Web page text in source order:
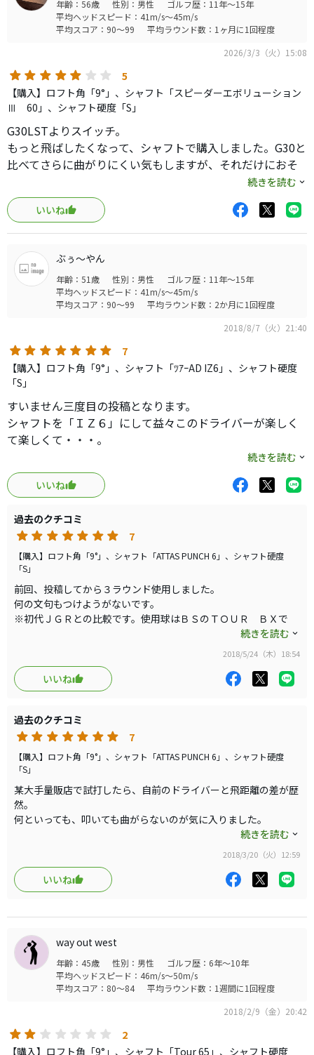
年齢：56歳 性別：男性
ゴルフ歴：11年～15年
平均ヘッドスピード：41m/s～45m/s
平均スコア：90～99
平均ラウンド数：1ヶ月に1回程度
2026/3/3（火）15:08
5
【購入】ロフト角「9°」、シャフト「スピーダーエボリューション
Ⅲ 60」、シャフト硬度「S」
G30LSTよりスイッチ。
もっと飛ばしたくなって、シャフトで購入しました。G30と
比べてさらに曲がりにくい気もしますが、それだけにおそ
らく同じシャフトだったら振りにくくなってたと思いま
す。
先調子系のシャフトでブンブン振って飛ばしに行く感じで
すが、そもそも安定性が高すぎでヘッド的には距離でずら
い仕様ではあります。
また右に出やすいヘッドをシャフトで捕まえてる感じで、
人並み以上には飛距離出てました。
マークダウンとはいえ初めて新品で買ったドライバーでし
続きを読む
いいね
ぶぅ〜やん
年齢：51歳 性別：男性
ゴルフ歴：11年～15年
平均ヘッドスピード：41m/s～45m/s
平均スコア：90～99
平均ラウンド数：2か月に1回程度
2018/8/7（火）21:40
7
【購入】ロフト角「9°」、シャフト「ﾂｱｰAD IZ6」、シャフト硬度
「S」
すいません三度目の投稿となります。
シャフトを「ＩＺ６」にして益々このドライバーが楽しく
て楽しくて・・・。
アッタスパンチも不満は無かったのですが、３Ｗで結果が
出ているので試しに「ＩＺ６」入れてみたらやっぱシャフ
トがマッチするんですね。
した。
ヘッドが古くても自分にフィットするシャフトに出会うと
必ずしも最新クラブが良いとは思わなくなりました。
当分、この組合せは鉄板です。
続きを読む
いいね
過去のクチコミ
7
【購入】ロフト角「9°」、シャフト「ATTAS PUNCH 6」、シャフト硬度
「S」
前回、投稿してから３ラウンド使用しました。
何の文句もつけようがないです。
※初代ＪＧＲとの比較です。使用球はＢＳのＴＯＵＲ ＢＸで
悩みであった、左に引っ掛けることもなく安心して振り切れまし
た。
多少芯を外したかなと思っても怪我をするほど球筋が暴れること
もありませんでした。
ドは違いました。
買ってよかったぁ〜♪
続きを読む
2018/5/24（木）18:54
いいね
過去のクチコミ
7
【購入】ロフト角「9°」、シャフト「ATTAS PUNCH 6」、シャフト硬度
「S」
某大手量販店で試打したら、自前のドライバーと飛距離の差が歴
然。
何といっても、叩いても曲がらないのが気に入りました。
店員にはＧ４００は？と勧められましたがマークダウン品とあっ
て値段も手ごろなのでこっちを購入しちゃいました。
※コストパフォーマンス高めはそのせいです。(汗)
コースデビューが待ち遠しいです。
続きを読む
2018/3/20（火）12:59
いいね
way out west
年齢：45歳 性別：男性
ゴルフ歴：6年～10年
平均ヘッドスピード：46m/s～50m/s
平均スコア：80～84
平均ラウンド数：1週間に1回程度
2018/2/9（金）20:42
2
【購入】ロフト角「9°」、シャフト「Tour 65」、シャフト硬度